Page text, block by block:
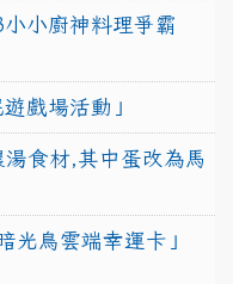
小廚神料理爭霸
戲場活動」
食材,其中蛋改為馬
光鳥雲端幸運卡」